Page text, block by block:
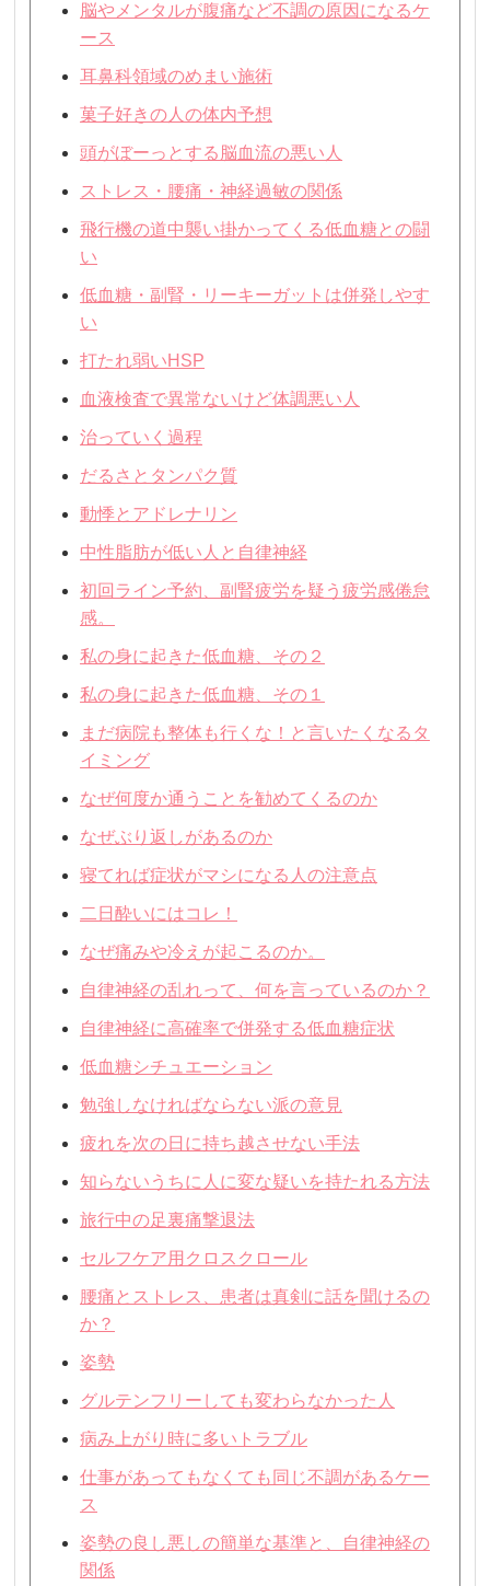
脳やメンタルが腹痛など不調の原因になるケ
ース
耳鼻科領域のめまい施術
菓子好きの人の体内予想
頭がぼーっとする脳血流の悪い人
ストレス・腰痛・神経過敏の関係
飛行機の道中襲い掛かってくる低血糖との闘
い
低血糖・副腎・リーキーガットは併発しやす
い
打たれ弱いHSP
血液検査で異常ないけど体調悪い人
治っていく過程
だるさとタンパク質
動悸とアドレナリン
中性脂肪が低い人と自律神経
初回ライン予約、副腎疲労を疑う疲労感倦怠
感。
私の身に起きた低血糖、その２
私の身に起きた低血糖、その１
まだ病院も整体も行くな！と言いたくなるタ
イミング
なぜ何度か通うことを勧めてくるのか
なぜぶり返しがあるのか
寝てれば症状がマシになる人の注意点
二日酔いにはコレ！
なぜ痛みや冷えが起こるのか。
自律神経の乱れって、何を言っているのか？
自律神経に高確率で併発する低血糖症状
低血糖シチュエーション
勉強しなければならない派の意見
疲れを次の日に持ち越させない手法
知らないうちに人に変な疑いを持たれる方法
旅行中の足裏痛撃退法
セルフケア用クロスクロール
腰痛とストレス、患者は真剣に話を聞けるの
か？
姿勢
グルテンフリーしても変わらなかった人
病み上がり時に多いトラブル
仕事があってもなくても同じ不調があるケー
ス
姿勢の良し悪しの簡単な基準と、自律神経の
関係